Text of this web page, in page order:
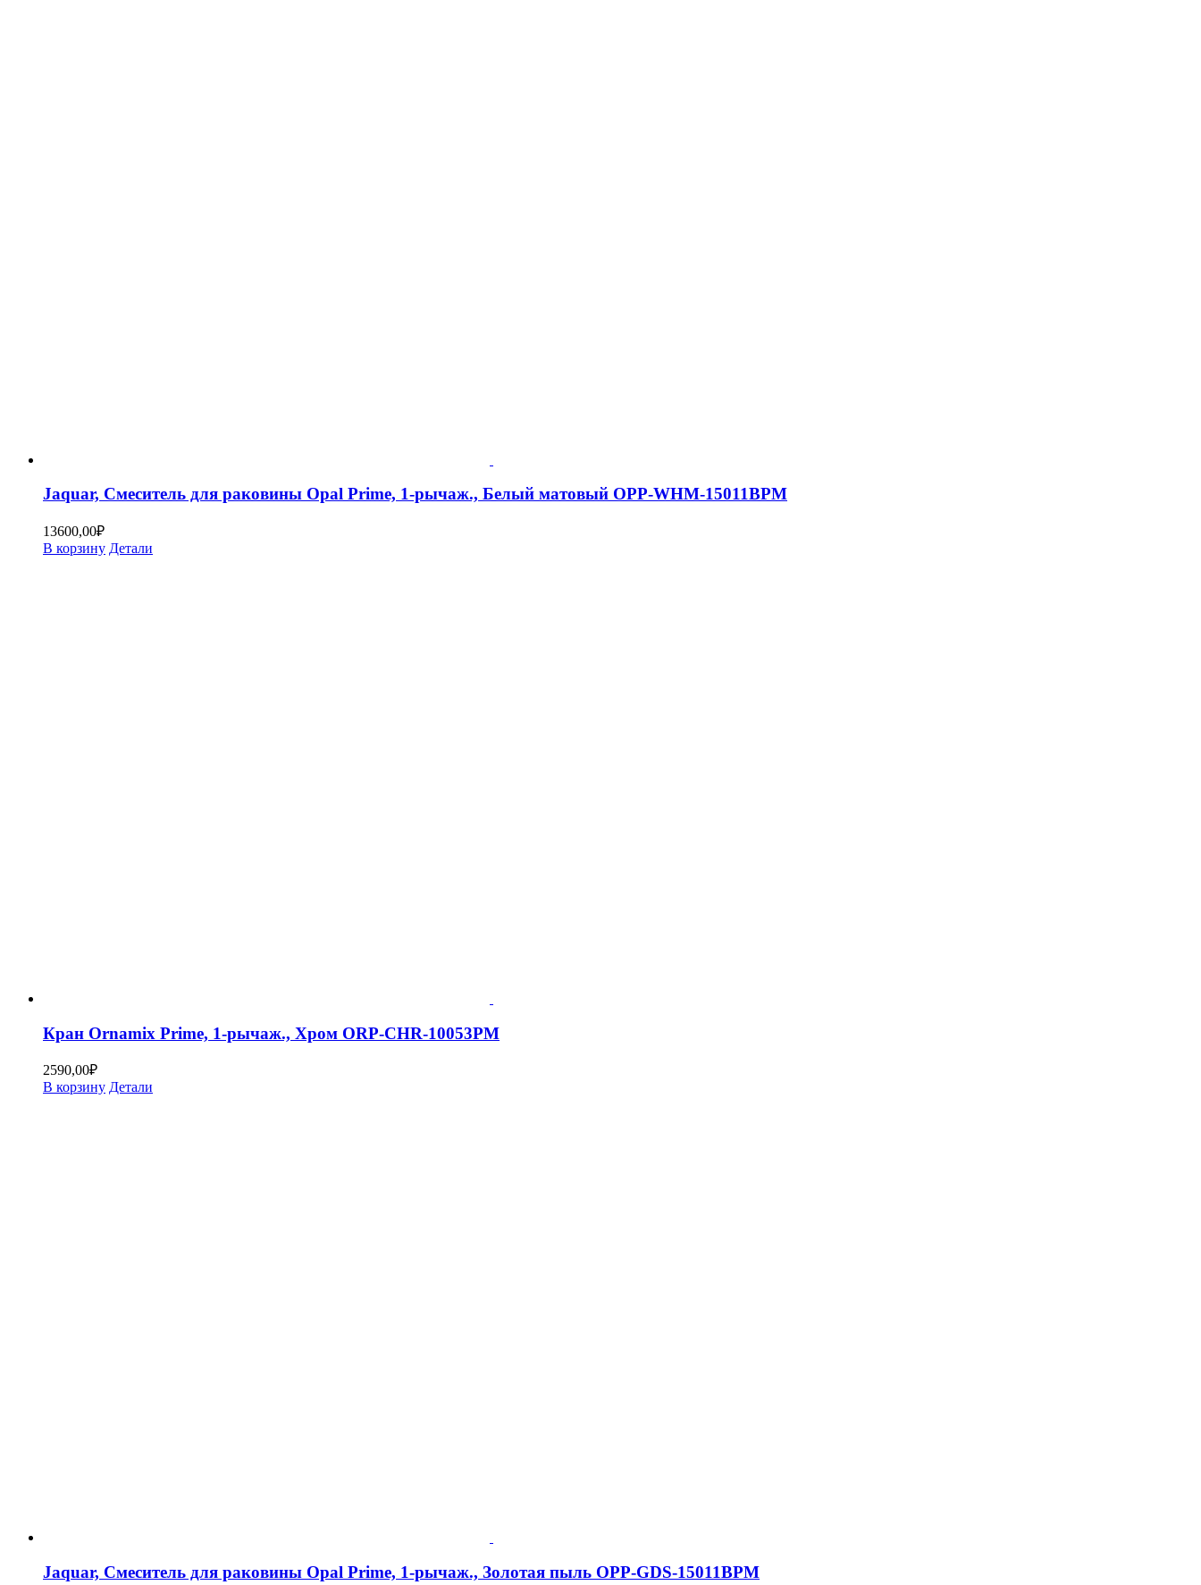
Jaquar, Смеситель для раковины Opal Prime, 1-рычаж., Белый матовый OPP-WHM-15011BPM
13600,00₽
В корзину Детали
Кран Ornamix Prime, 1-рычаж., Хром ORP-CHR-10053PM
2590,00₽
В корзину Детали
Jaquar, Смеситель для раковины Opal Prime, 1-рычаж., Золотая пыль OPP-GDS-15011BPM